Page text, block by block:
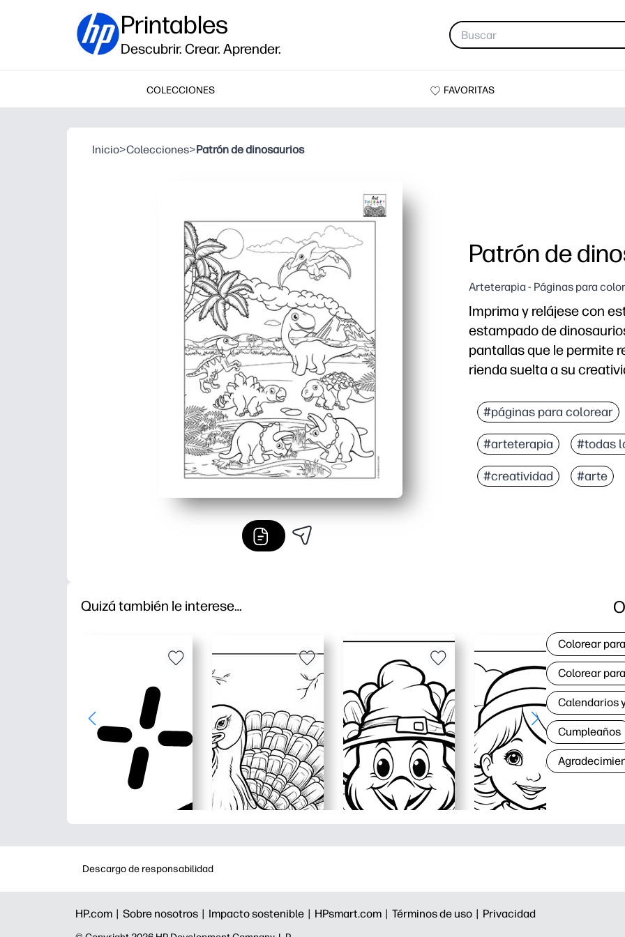
Printables
Descubrir. Crear. Aprender.
COLECCIONES FAVORITAS
Inicio>Colecciones>Patrón de dinosaurios
Patrón de
Arteterapia - Páginas para
Imprima y relájese con
estampado de
pantallas que le permite
rienda suelta a su
Sin preparación: solo
Los diseños de
Desarrolla la
Versátil: perfecto para
#páginas para colorear
#arteterapia #todas
#creatividad #arte
Quizá también le interese…
Colorear
Colorear
Calendarios
Cumpleaños
Descargo de responsabilidad
HP.com | Sobre nosotros | Impacto sostenible | HPsmart.com | Términos de uso | Privacidad